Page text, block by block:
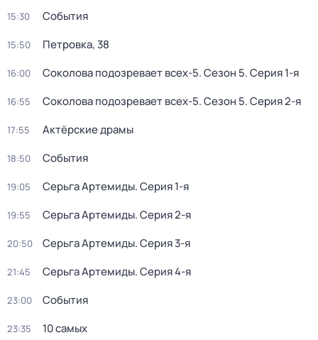
15:30 События
15:50 Петровка, 38
16:00 Соколова подозревает всех-5. Сезон 5. Серия 1-я
16:55 Соколова подозревает всех-5. Сезон 5. Серия 2-я
17:55 Актёрские драмы
18:50 События
19:05 Серьга Артемиды. Серия 1-я
19:55 Серьга Артемиды. Серия 2-я
20:50 Серьга Артемиды. Серия 3-я
21:45 Серьга Артемиды. Серия 4-я
23:00 События
23:35 10 самых